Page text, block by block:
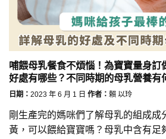
哺餵母乳餐食不煩惱！為寶寶量身訂
好處有哪些？不同時期的母乳營養有
日期： 2023 年 6 月 1 日 作者： 賴 以玲
剛生產完的媽咪們了解母乳的組成成
黃，可以餵給寶寶嗎？母乳中含有足